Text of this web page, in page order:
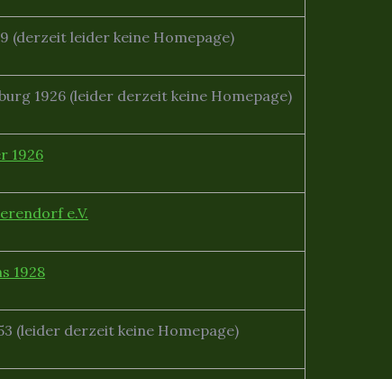
(derzeit leider keine Homepage)
1926 (leider derzeit keine Homepage)
1926
e.V.
1928
(leider derzeit keine Homepage)